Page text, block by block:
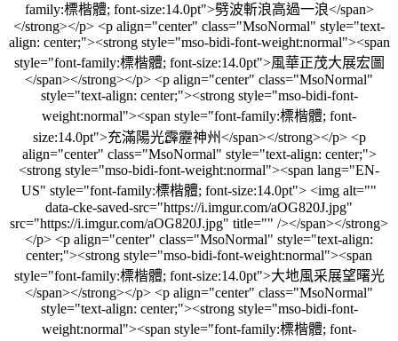
family:標楷體; font-size:14.0pt">劈波斬浪高過一浪</span>
</strong></p> <p align="center" class="MsoNormal" style="text-
align: center;"><strong style="mso-bidi-font-weight:normal"><span
style="font-family:標楷體; font-size:14.0pt">風華正茂大展宏圖
</span></strong></p> <p align="center" class="MsoNormal"
style="text-align: center;"><strong style="mso-bidi-font-
weight:normal"><span style="font-family:標楷體; font-
size:14.0pt">充滿陽光霹靂神州</span></strong></p> <p
align="center" class="MsoNormal" style="text-align: center;">
<strong style="mso-bidi-font-weight:normal"><span lang="EN-
US" style="font-family:標楷體; font-size:14.0pt"> <img alt=""
data-cke-saved-src="https://i.imgur.com/aOG820J.jpg"
src="https://i.imgur.com/aOG820J.jpg" title="" /></span></strong>
</p> <p align="center" class="MsoNormal" style="text-align:
center;"><strong style="mso-bidi-font-weight:normal"><span
style="font-family:標楷體; font-size:14.0pt">大地風采展望曙光
</span></strong></p> <p align="center" class="MsoNormal"
style="text-align: center;"><strong style="mso-bidi-font-
weight:normal"><span style="font-family:標楷體; font-